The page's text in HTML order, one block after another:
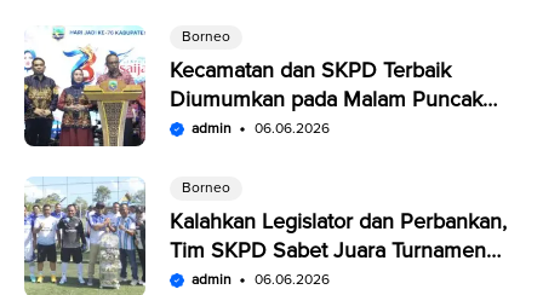
Borneo
Kecamatan dan SKPD Terbaik
Diumumkan pada Malam Puncak
Penutupan Expo Saijaan Kotabaru
admin 06.06.2026
Borneo
Kalahkan Legislator dan Perbankan,
Tim SKPD Sabet Juara Turnamen
Segitiga Kotabaru
admin 06.06.2026